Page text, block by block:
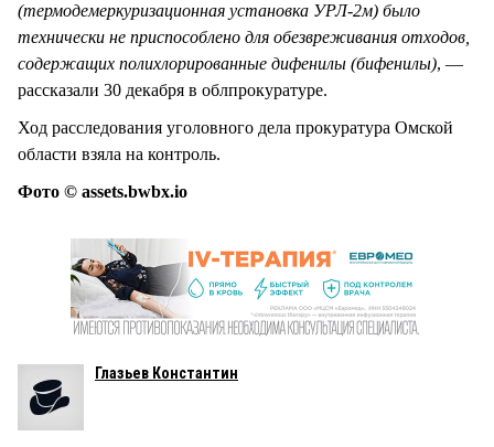
(термодемеркуризационная установка УРЛ-2м) было
технически не приспособлено для обезвреживания отходов,
содержащих полихлорированные дифенилы (бифенилы), —
рассказали 30 декабря в облпрокуратуре.
Ход расследования уголовного дела прокуратура Омской
области взяла на контроль.
Фото © assets.bwbx.io
Глазьев Константин